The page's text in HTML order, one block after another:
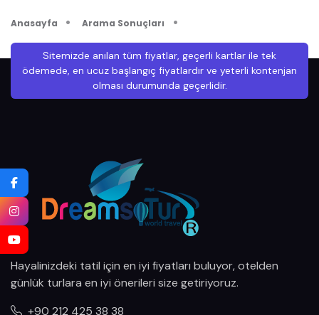
Temmuz 2027
Ağustos 2027
Kasım 2027
Aralık 2027
Şubat 2028
Anasayfa Arama Sonuçları
Sitemizde anılan tüm fiyatlar, geçerli kartlar ile tek
ödemede, en ucuz başlangıç fiyatlardır ve yeterli kontenjan
olması durumunda geçerlidir.
Hayalinizdeki tatil için en iyi fiyatları buluyor, otelden
günlük turlara en iyi önerileri size getiriyoruz.
+90 212 425 38 38